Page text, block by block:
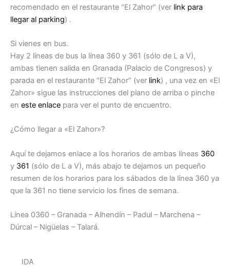
recomendado en el restaurante “El Zahor” (ver link para
llegar al parking) .
Si vienes en bus.
Hay 2 líneas de bus la línea 360 y 361 (sólo de L a V),
ambas tienen salida en Granada (Palacio de Congresos) y
parada en el restaurante “El Zahor” (ver link) , una vez en «El
Zahor» sigue las instrucciones del plano de arriba o pinche
en este enlace para ver el punto de encuentro.
¿Cómo llegar a «El Zahor»?
Aquí te dejamos enlace a los horarios de ambas líneas 360
y 361 (sólo de L a V), más abajo te dejamos un pequeño
resumen de los horarios para los sábados de la línea 360 ya
que la 361 no tiene servicio los fines de semana.
Línea 0360 – Granada – Alhendín – Padul – Marchena –
Dúrcal – Nigüelas – Talará.
IDA